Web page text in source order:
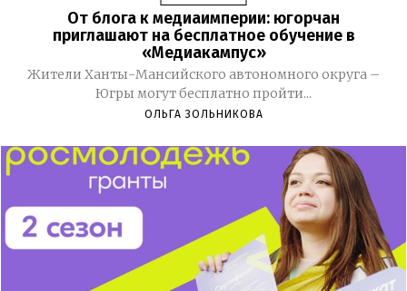
От блога к медиаимперии: югорчан
приглашают на бесплатное обучение в
«Медиакампус»
Жители Ханты-Мансийского автономного округа –
Югры могут бесплатно пройти...
ОЛЬГА ЗОЛЬНИКОВА